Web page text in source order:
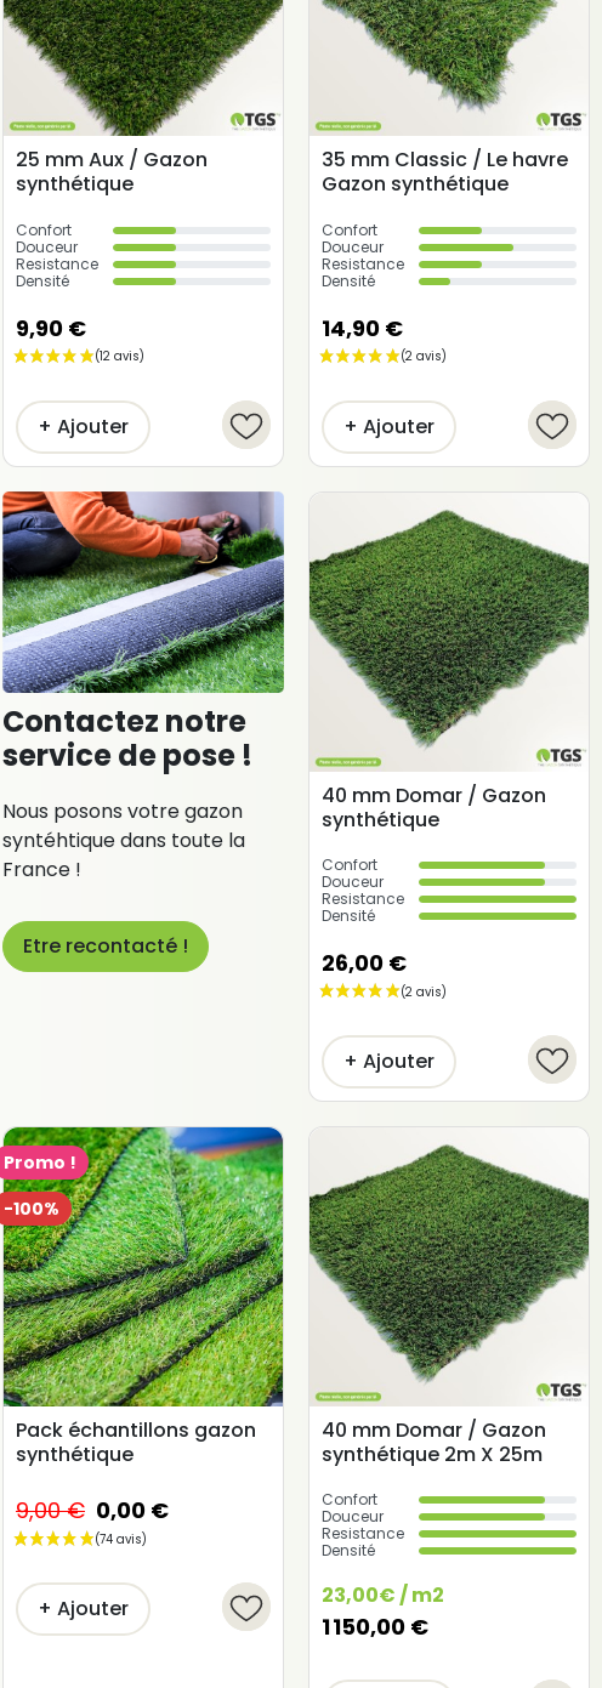
25 mm Aux / Gazon
synthétique
Confort
Douceur
Resistance
Densité
9,90 €
+ Ajouter
35 mm Classic / Le havre
Gazon synthétique
Confort
Douceur
Resistance
Densité
14,90 €
+ Ajouter
Contactez notre
service de pose !
Nous posons votre gazon
syntéhtique dans toute la
France !
Etre recontacté !
40 mm Domar / Gazon
synthétique
Confort
Douceur
Resistance
Densité
26,00 €
+ Ajouter
Promo !
-100%
Pack échantillons gazon
synthétique
9,00 € 0,00 €
+ Ajouter
40 mm Domar / Gazon
synthétique 2m X 25m
Confort
Douceur
Resistance
Densité
23,00€ / m2
1 150,00 €